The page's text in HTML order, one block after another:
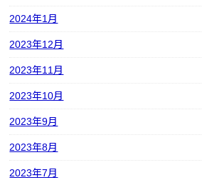
2024年1月
2023年12月
2023年11月
2023年10月
2023年9月
2023年8月
2023年7月